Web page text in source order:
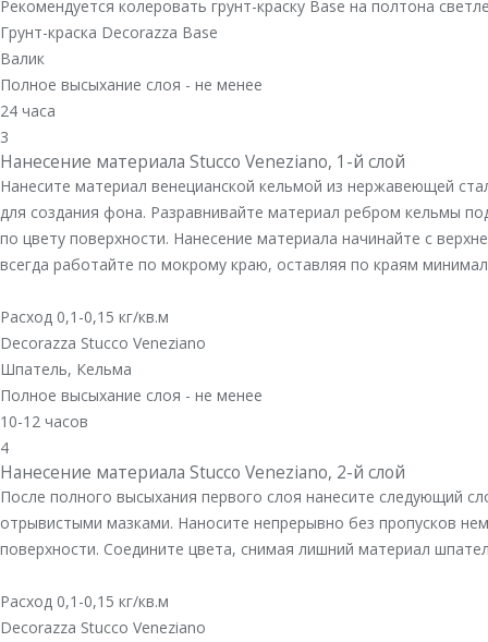
Рекомендуется колеровать грунт-краску Base на полтона
Грунт-краска Decorazza Base
Валик
Полное высыхание слоя - не менее
24 часа
3
Нанесение материала Stucco Veneziano, 1-й слой
Нанесите материал венецианской кельмой из нержавеющей
для создания фона. Разравнивайте материал ребром кельмы
по цвету поверхности. Нанесение материала начинайте с
всегда работайте по мокрому краю, оставляя по краям
Расход 0,1-0,15 кг/кв.м
Decorazza Stucco Veneziano
Шпатель, Кельма
Полное высыхание слоя - не менее
10-12 часов
4
Нанесение материала Stucco Veneziano, 2-й слой
После полного высыхания первого слоя нанесите следующий
отрывистыми мазками. Наносите непрерывно без пропусков
поверхности. Соедините цвета, снимая лишний материал
Расход 0,1-0,15 кг/кв.м
Decorazza Stucco Veneziano